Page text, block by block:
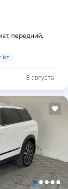
передний,
8 августа